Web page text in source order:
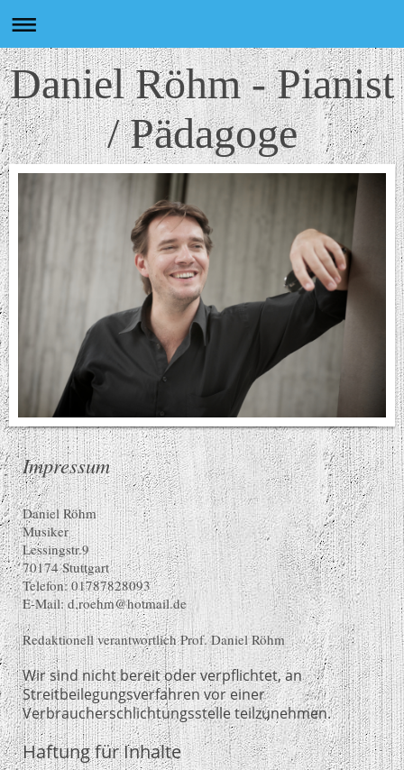
Daniel Röhm - Pianist
/ Pädagoge
Impressum
Daniel Röhm
Musiker
Lessingstr.9
70174 Stuttgart
Telefon: 01787828093
E-Mail: d.roehm@hotmail.de
Redaktionell verantwortlich Prof. Daniel Röhm
Wir sind nicht bereit oder verpflichtet, an
Streitbeilegungsverfahren vor einer
Verbraucherschlichtungsstelle teilzunehmen.
Haftung für Inhalte